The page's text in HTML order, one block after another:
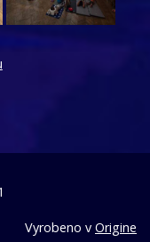
Vyrobeno v Origine